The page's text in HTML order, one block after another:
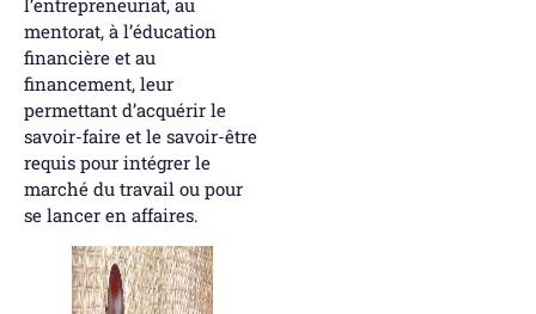
l’entrepreneuriat, au
mentorat, à l’éducation
financière et au
financement, leur
permettant d’acquérir le
savoir-faire et le savoir-être
requis pour intégrer le
marché du travail ou pour
se lancer en affaires.